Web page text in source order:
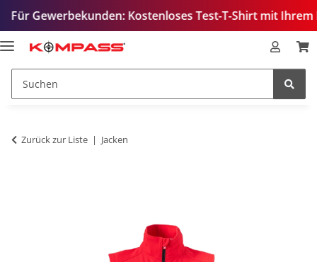
Kostenloses Test-T-Shirt mit Ihrem Logo –
Zurück zur Liste Jacken